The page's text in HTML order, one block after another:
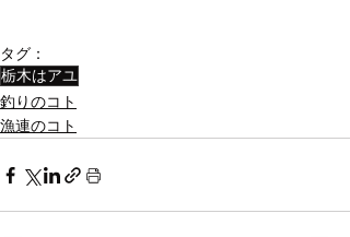
タグ：
栃木はアユ
釣りのコト
漁連のコト